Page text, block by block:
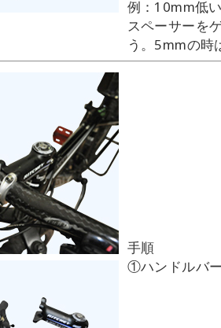
例：10mm低
スペーサーを
う。5mmの時
手順
①ハンドルバ